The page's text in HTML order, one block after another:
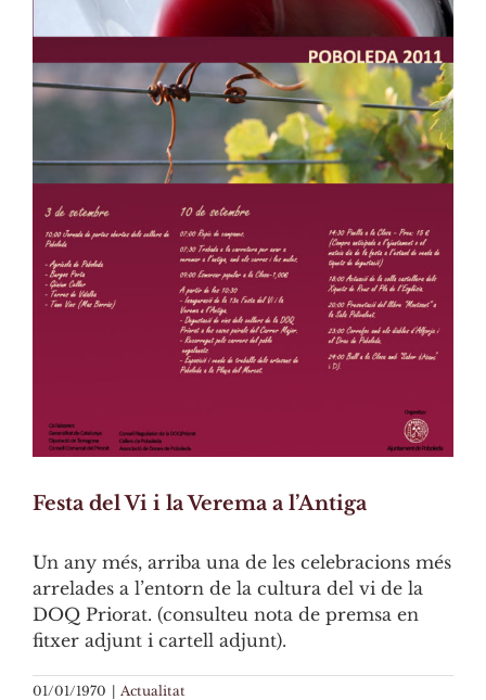
Festa del Vi i la Verema a l’Antiga
Un any més, arriba una de les celebracions més
arrelades a l’entorn de la cultura del vi de la
DOQ Priorat. (consulteu nota de premsa en
fitxer adjunt i cartell adjunt).
Unsecured Personal Loans Good Credit
01/01/1970 | Actualitat